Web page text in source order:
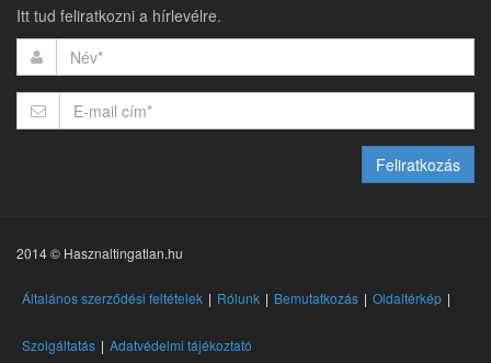
Itt tud feliratkozni a hírlevélre.
Feliratkozás
2014 © Hasznaltingatlan.hu
Általános szerződési feltételek Rólunk Bemutatkozás Oldaltérkép
Szolgáltatás Adatvédelmi tájékoztató